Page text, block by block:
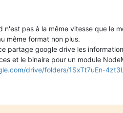
n'est pas à la même vitesse que le
même format non plus.
partage google drive les
et le binaire pour un module
drive/folders/1SxTt7uEn-